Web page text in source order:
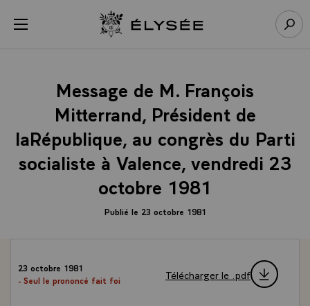
menu Retour à l’accueil Élysée
Message de M. François
Mitterrand, Président de
laRépublique, au congrès du Parti
socialiste à Valence, vendredi 23
octobre 1981
Publié le 23 octobre 1981
23 octobre 1981
- Seul le prononcé fait foi
Télécharger le .pdf
Panneau de gestion des cookies